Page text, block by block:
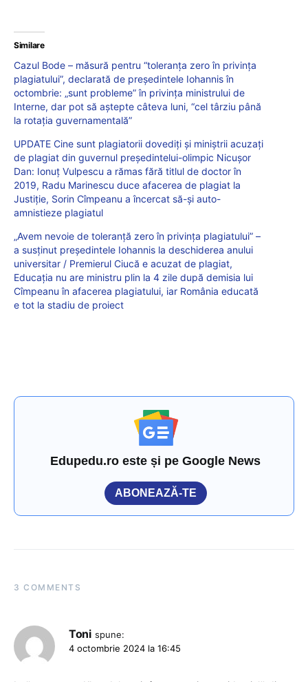
Similare
Cazul Bode – măsură pentru “toleranța zero în privința
plagiatului”, declarată de președintele Iohannis în
octombrie: „sunt probleme” în privința ministrului de
Interne, dar pot să aștepte câteva luni, “cel târziu până
la rotația guvernamentală”
UPDATE Cine sunt plagiatorii dovediți și miniștrii acuzați
de plagiat din guvernul președintelui-olimpic Nicușor
Dan: Ionuț Vulpescu a rămas fără titlul de doctor în
2019, Radu Marinescu duce afacerea de plagiat la
Justiție, Sorin Cîmpeanu a încercat să-și auto-
amnistieze plagiatul
„Avem nevoie de toleranță zero în privința plagiatului” –
a susținut președintele Iohannis la deschiderea anului
universitar / Premierul Ciucă e acuzat de plagiat,
Educația nu are ministru plin la 4 zile după demisia lui
Cîmpeanu în afacerea plagiatului, iar România educată
e tot la stadiu de proiect
Edupedu.ro este și pe Google News
ABONEAZĂ-TE
3 COMMENTS
Toni spune:
4 octombrie 2024 la 16:45